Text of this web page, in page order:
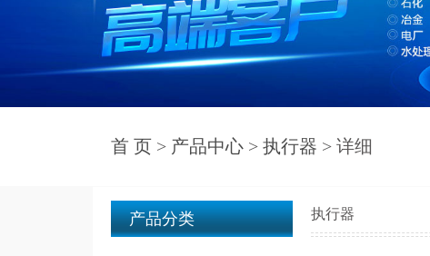
首 页 > 产品中心 > 执行器 > 详细
产品分类 执行器